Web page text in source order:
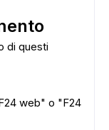
di questi
web" o "F24